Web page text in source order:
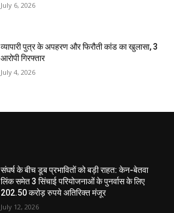
July 6, 2026
व्यापारी पुत्र के अपहरण और फिरौती कांड का खुलासा, 3
आरोपी गिरफ्तार
July 4, 2026
संघर्ष के बीच डूब प्रभावितों को बड़ी राहत: केन-बेतवा
लिंक समेत 3 सिंचाई परियोजनाओं के पुनर्वास के लिए
202.50 करोड़ रुपये अतिरिक्त मंजूर
July 12, 2026